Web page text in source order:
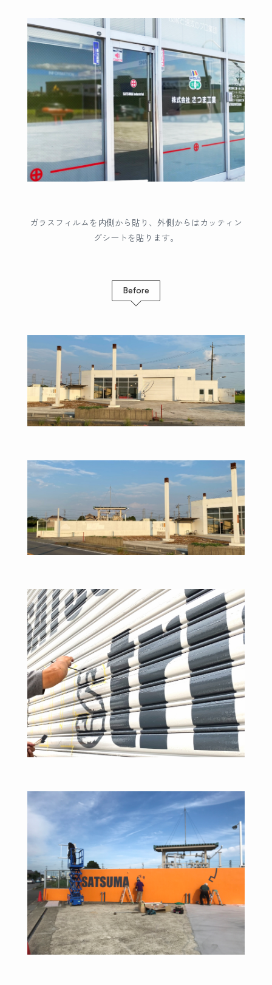
ガラスフィルムを内側から貼り、外側からはカッティン
グシートを貼ります。
Before